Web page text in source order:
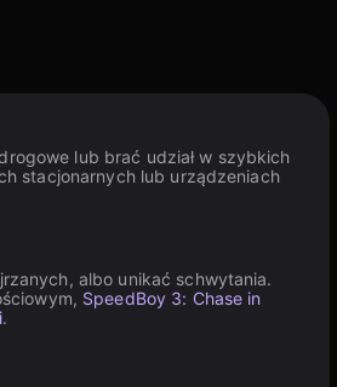
lub brać udział w szybkich
stacjonarnych lub urządzeniach
albo unikać schwytania.
SpeedBoy 3: Chase in
.